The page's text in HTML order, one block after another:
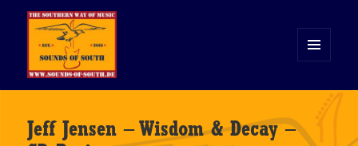
WIDGETS
Jeff Jensen – Wisdom & Decay –